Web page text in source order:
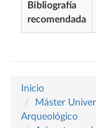
Bibliografía
recomendada
Inicio
Máster
Arqueológico